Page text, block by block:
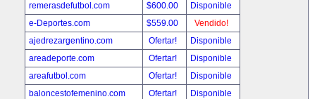
remerasdefutbol.com
$600.00
Disponible
e-Deportes.com
$559.00
Vendido!
ajedrezargentino.com
Ofertar!
Disponible
areadeporte.com
Ofertar!
Disponible
areafutbol.com
Ofertar!
Disponible
baloncestofemenino.com
Ofertar!
Disponible